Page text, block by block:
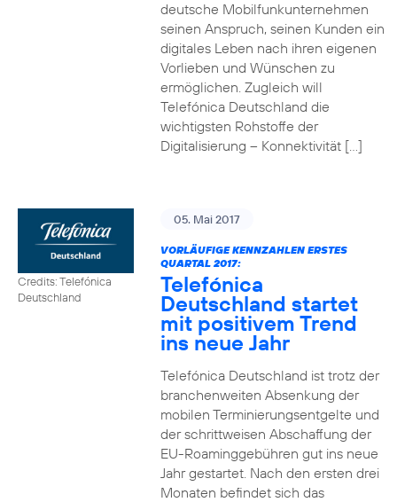
deutsche Mobilfunkunternehmen
seinen Anspruch, seinen Kunden ein
digitales Leben nach ihren eigenen
Vorlieben und Wünschen zu
ermöglichen. Zugleich will
Telefónica Deutschland die
wichtigsten Rohstoffe der
Digitalisierung – Konnektivität […]
Credits: Telefónica
Deutschland
05. Mai 2017
VORLÄUFIGE KENNZAHLEN ERSTES
QUARTAL 2017:
Telefónica
Deutschland startet
mit positivem Trend
ins neue Jahr
Telefónica Deutschland ist trotz der
branchenweiten Absenkung der
mobilen Terminierungsentgelte und
der schrittweisen Abschaffung der
EU-Roaminggebühren gut ins neue
Jahr gestartet. Nach den ersten drei
Monaten befindet sich das